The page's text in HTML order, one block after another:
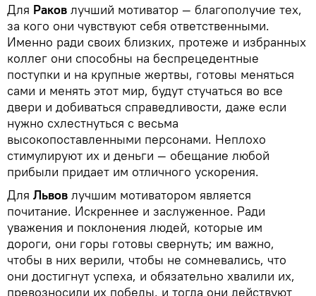
Для Раков лучший мотиватор — благополучие тех,
за кого они чувствуют себя ответственными.
Именно ради своих близких, протеже и избранных
коллег они способны на беспрецедентные
поступки и на крупные жертвы, готовы меняться
сами и менять этот мир, будут стучаться во все
двери и добиваться справедливости, даже если
нужно схлестнуться с весьма
высокопоставленными персонами. Неплохо
стимулируют их и деньги — обещание любой
прибыли придает им отличного ускорения.
Для Львов лучшим мотиватором является
почитание. Искреннее и заслуженное. Ради
уважения и поклонения людей, которые им
дороги, они горы готовы свернуть; им важно,
чтобы в них верили, чтобы не сомневались, что
они достигнут успеха, и обязательно хвалили их,
превозносили их победы, и тогда они действуют